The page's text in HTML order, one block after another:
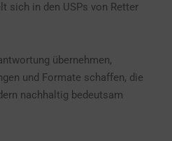
sich in den USPs von Retter
übernehmen,
und Formate schaffen, die
nachhaltig bedeutsam